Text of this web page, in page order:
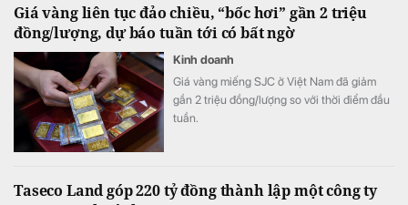
Giá vàng liên tục đảo chiều, “bốc hơi” gần 2 triệu
đồng/lượng, dự báo tuần tới có bất ngờ
Kinh doanh
Giá vàng miếng SJC ở Việt Nam đã giảm
gần 2 triệu đồng/lượng so với thời điểm đầu
tuần.
Taseco Land góp 220 tỷ đồng thành lập một công ty